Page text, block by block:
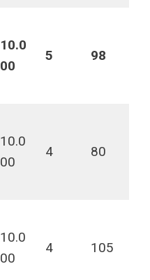
10.0
00
5 98
10.0
00
4 80
10.0
00
4 105